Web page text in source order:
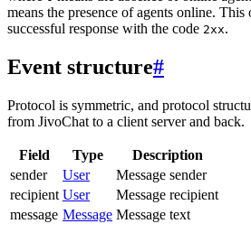
means the presence of agents online.
successful response with the code 2xx.
Event structure#
Protocol is symmetric, and protocol
from JivoChat to a client server and back.
Field Type
Description
sender
User
Message sender
recipient User
Message recipient
message Message Message text